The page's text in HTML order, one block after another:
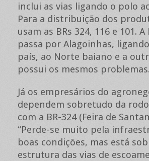
inclui as vias ligando o polo
Para a distribuição dos
usam as BRs 324, 116 e 101.
passa por Alagoinhas,
país, ao Norte baiano e a
possui os mesmos problemas.
Já os empresários do
dependem sobretudo da
com a BR-324 (Feira de
“Perde-se muito pela
boas condições, mas está
estrutura das vias de